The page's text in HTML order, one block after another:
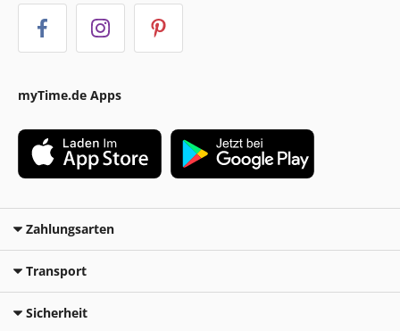
myTime.de Apps
Zahlungsarten
Transport
Sicherheit